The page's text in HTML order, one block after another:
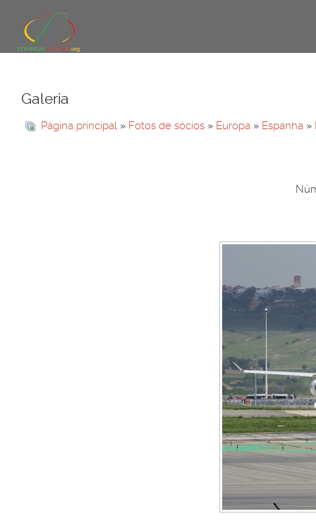
Galeria
Página principal » Fotos de sócios » Europa » Espanha »